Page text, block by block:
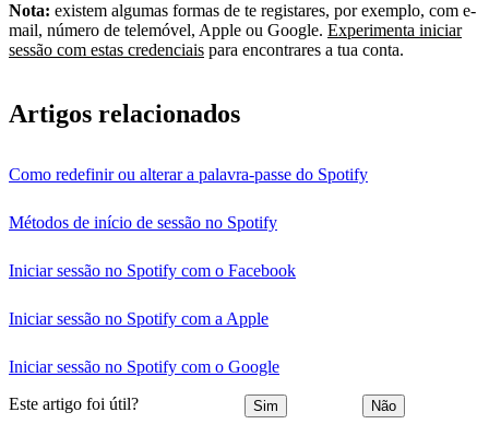
Nota: existem algumas formas de te registares, por exemplo, com e-
mail, número de telemóvel, Apple ou Google. Experimenta iniciar
sessão com estas credenciais para encontrares a tua conta.
Artigos relacionados
Como redefinir ou alterar a palavra-passe do Spotify
Métodos de início de sessão no Spotify
Iniciar sessão no Spotify com o Facebook
Iniciar sessão no Spotify com a Apple
Iniciar sessão no Spotify com o Google
Este artigo foi útil? Sim Não